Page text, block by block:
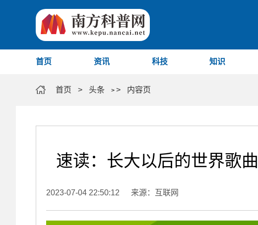
首页 资讯 科技 知识
首页 > 头条 > > 内容页
速读：长大以后的世界歌
2023-07-04 22:50:12 来源：互联网